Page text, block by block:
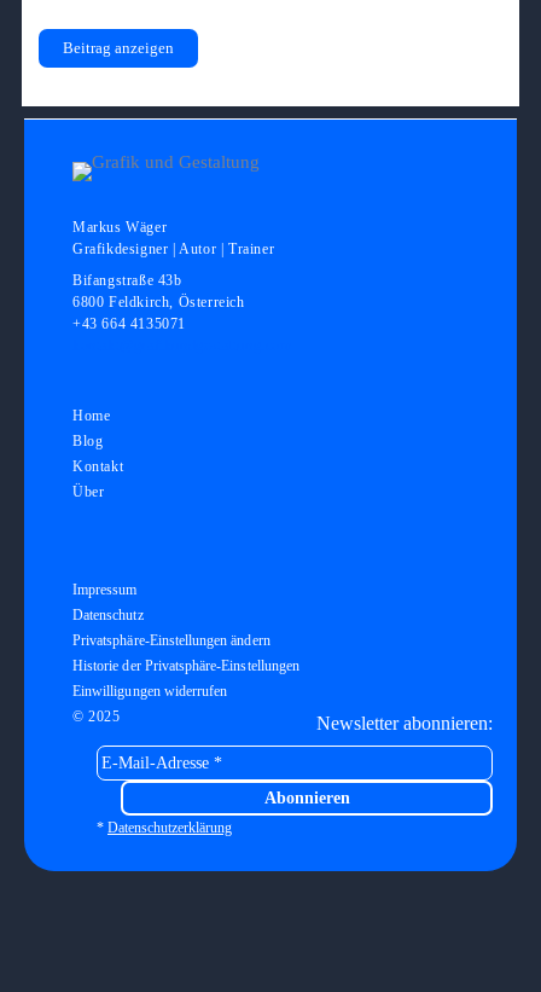
Basilika
Beitrag anzeigen
Markus Wäger
Grafikdesigner | Autor | Trainer
Bifangstraße 43b
6800 Feldkirch, Österreich
+43 664 4135071
Home
Blog
Kontakt
Über
Impressum
Datenschutz
Privatsphäre-Einstellungen ändern
Historie der Privatsphäre-Einstellungen
Einwilligungen widerrufen
© 2025
Newsletter abonnieren:
* Datenschutzerklärung